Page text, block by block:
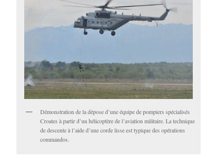
Démonstration de la dépose d’une équipe de pompiers spécialisés
Croates à partir d’un hélicoptère de l’aviation militaire. La technique
de descente à l’aide d’une corde lisse est typique des opérations
commandos.